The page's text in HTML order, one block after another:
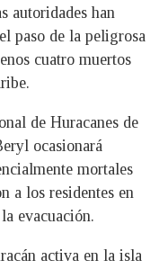
autoridades han
paso de la peligrosa
cuatro muertos
de Huracanes de
ocasionará
mortales
a los residentes en
evacuación.
activa en la isla